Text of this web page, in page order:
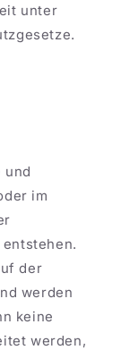
unter
und
im
der
werden
keine
werden,